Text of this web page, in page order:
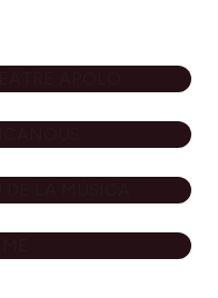
- TEATRE
PALAU DE LA